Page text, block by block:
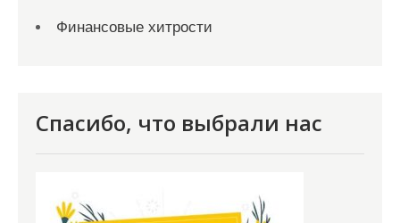
Финансовые хитрости
Спасибо, что выбрали нас